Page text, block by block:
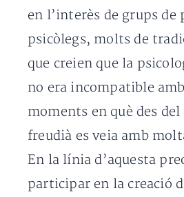
en l’interès de grups de
psicòlegs, molts de
que creien que la
no era incompatible
moments en què des
freudià es veia amb
En la línia d’aquesta
participar en la creació